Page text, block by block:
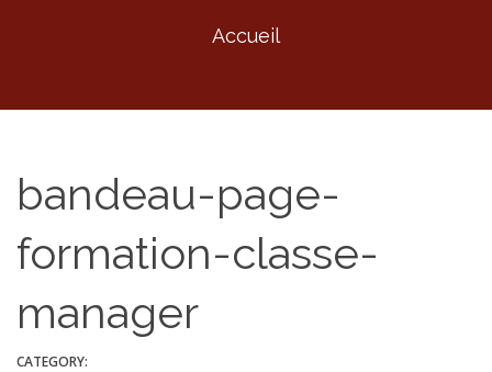
Accueil
bandeau-page-
formation-classe-
manager
CATEGORY: